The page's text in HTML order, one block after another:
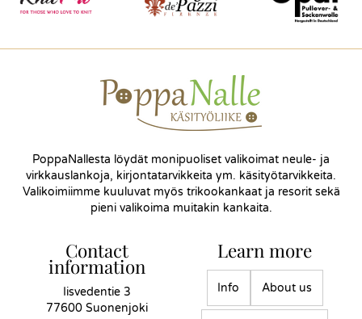
PoppaNallesta löydät monipuoliset valikoimat neule- ja
virkkauslankoja, kirjontatarvikkeita ym. käsityötarvikkeita.
Valikoimiimme kuuluvat myös trikookankaat ja resorit sekä
pieni valikoima muitakin kankaita.
Contact
information
Iisvedentie 3
77600 Suonenjoki
Learn more
Info About us